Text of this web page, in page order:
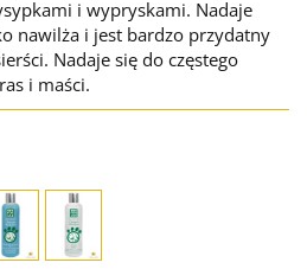
i wypryskami. Nadaje
nawilża i jest bardzo przydatny
Nadaje się do częstego
i maści.